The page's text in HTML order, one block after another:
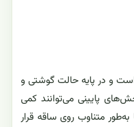
است و در پایه حالت گوشتی و
پایینی می‌توانند کمی
متناوب روی ساقه قرار